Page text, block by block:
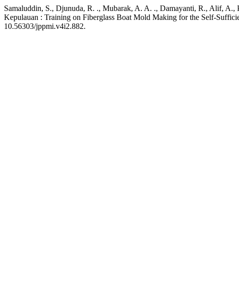
Samaluddin, S., Djunuda, R. ., Mubarak, A. A. ., Damayanti, R., Alif, A.,
Kepulauan : Training on Fiberglass Boat Mold Making for the Self-
10.56303/jppmi.v4i2.882.